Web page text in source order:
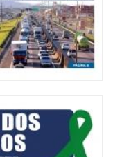
de Qualidade em